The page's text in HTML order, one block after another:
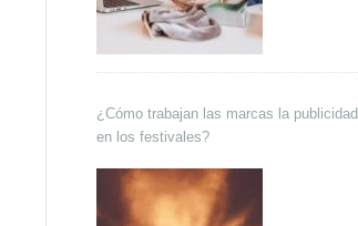
¿Cómo trabajan las marcas la publicidad
en los festivales?